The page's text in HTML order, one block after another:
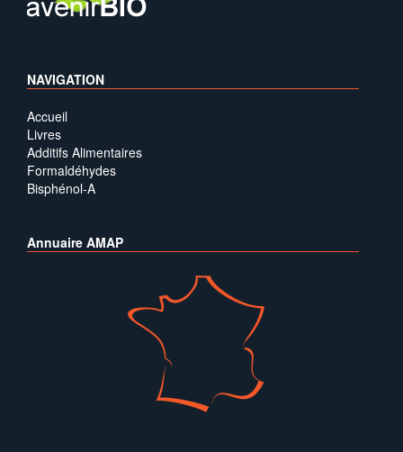
NAVIGATION
Accueil
Livres
Additifs Alimentaires
Formaldéhydes
Bisphénol-A
Annuaire AMAP